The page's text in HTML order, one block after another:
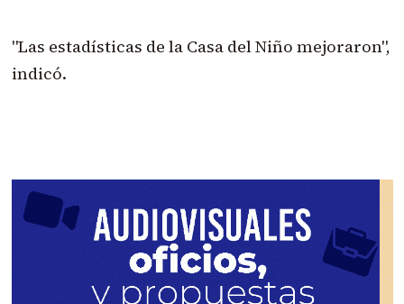
"Las estadísticas de la Casa del Niño mejoraron",
indicó.